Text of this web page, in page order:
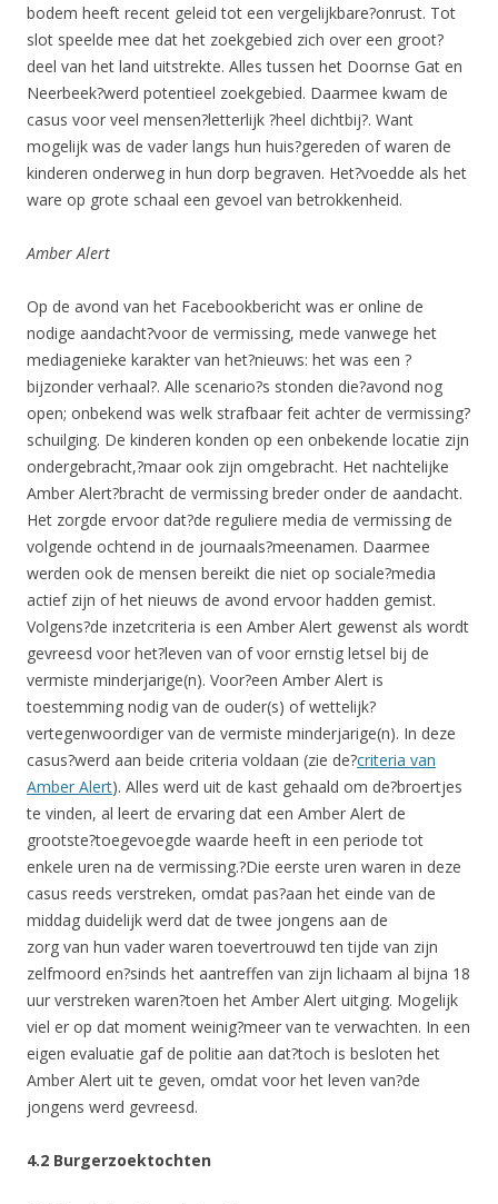
bodem heeft recent geleid tot een vergelijkbare?onrust. Tot
slot speelde mee dat het zoekgebied zich over een groot?
deel van het land uitstrekte. Alles tussen het Doornse Gat en
Neerbeek?werd potentieel zoekgebied. Daarmee kwam de
casus voor veel mensen?letterlijk ?heel dichtbij?. Want
mogelijk was de vader langs hun huis?gereden of waren de
kinderen onderweg in hun dorp begraven. Het?voedde als het
ware op grote schaal een gevoel van betrokkenheid.
Amber Alert
Op de avond van het Facebookbericht was er online de
nodige aandacht?voor de vermissing, mede vanwege het
mediagenieke karakter van het?nieuws: het was een ?
bijzonder verhaal?. Alle scenario?s stonden die?avond nog
open; onbekend was welk strafbaar feit achter de vermissing?
schuilging. De kinderen konden op een onbekende locatie zijn
ondergebracht,?maar ook zijn omgebracht. Het nachtelijke
Amber Alert?bracht de vermissing breder onder de aandacht.
Het zorgde ervoor dat?de reguliere media de vermissing de
volgende ochtend in de journaals?meenamen. Daarmee
werden ook de mensen bereikt die niet op sociale?media
actief zijn of het nieuws de avond ervoor hadden gemist.
Volgens?de inzetcriteria is een Amber Alert gewenst als wordt
gevreesd voor het?leven van of voor ernstig letsel bij de
vermiste minderjarige(n). Voor?een Amber Alert is
toestemming nodig van de ouder(s) of wettelijk?
vertegenwoordiger van de vermiste minderjarige(n). In deze
casus?werd aan beide criteria voldaan (zie de?criteria van
Amber Alert). Alles werd uit de kast gehaald om de?broertjes
te vinden, al leert de ervaring dat een Amber Alert de
grootste?toegevoegde waarde heeft in een periode tot
enkele uren na de vermissing.?Die eerste uren waren in deze
casus reeds verstreken, omdat pas?aan het einde van de
middag duidelijk werd dat de twee jongens aan de
zorg van hun vader waren toevertrouwd ten tijde van zijn
zelfmoord en?sinds het aantreffen van zijn lichaam al bijna 18
uur verstreken waren?toen het Amber Alert uitging. Mogelijk
viel er op dat moment weinig?meer van te verwachten. In een
eigen evaluatie gaf de politie aan dat?toch is besloten het
Amber Alert uit te geven, omdat voor het leven van?de
jongens werd gevreesd.
4.2 Burgerzoektochten